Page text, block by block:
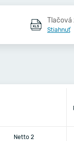
Tlačová
Stiahnuť
Netto 2